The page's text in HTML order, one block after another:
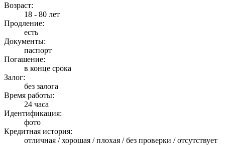
Возраст:
18 - 80 лет
Продление:
есть
Документы:
паспорт
Погашение:
в конце срока
Залог:
без залога
Время работы:
24 часа
Идентификация:
фото
Кредитная история:
отличная / хорошая / плохая / без проверки / отсутствует